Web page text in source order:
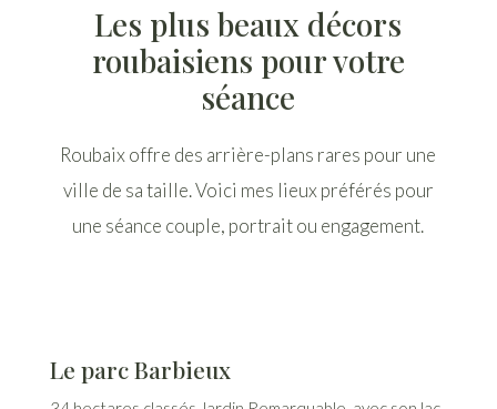
Les plus beaux décors
roubaisiens pour votre
séance
Roubaix offre des arrière-plans rares pour une
ville de sa taille. Voici mes lieux préférés pour
une séance couple, portrait ou engagement.
Le parc Barbieux